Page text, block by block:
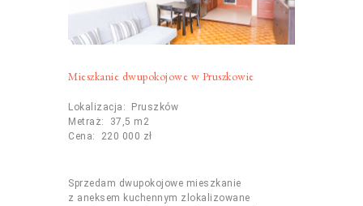
Mieszkanie dwupokojowe w Pruszkowie
Lokalizacja: Pruszków
Metraż: 37,5 m2
Cena: 220 000 zł
Sprzedam dwupokojowe mieszkanie
z aneksem kuchennym zlokalizowane